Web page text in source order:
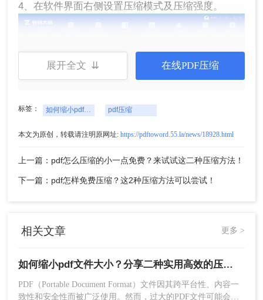
4、在软件界面右侧设置压缩模式及压缩强度。
6、压缩完成后，前往输出路径查看压缩后的PDF文
展开全文 ⇊ 在线PDF压缩
标签： 如何缩小pdf文件大小 pdf压缩
本文为原创，转载请注明原网址: https://pdftoword.55.la/news/18928.html
上一篇：pdf怎么压缩的小一点免费？来试试这二种压缩方法！
下一篇：pdf怎样免费压缩？这2种压缩方法可以尝试！
相关文章 更多 >
如何缩小pdf文件大小？分享二种实用高效的压缩方法！
PDF（Portable Document Format）文件因其跨平台性、内容一
致性和安全性而被广泛使用。然而，过大的PDF文件可能会给